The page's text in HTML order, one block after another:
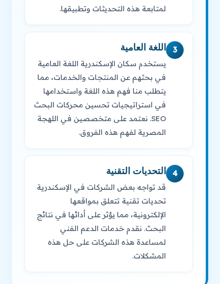
لمتابعة هذه التحديثات وتطبيقها.
3 اللغة العامية
يستخدم سكان الإسكندرية اللغة العامية
في بحثهم عن المنتجات والخدمات، مما
يتطلب منا فهم هذه اللغة واستخدامها
في استراتيجيات تحسين محركات البحث
SEO. نعتمد على متخصصين في اللهجة
المصرية لفهم هذه الفروق.
4 التحديات التقنية
قد تواجه بعض الشركات في الإسكندرية
تحديات تقنية تتعلق بمواقعها
الإلكترونية، مما يؤثر على أدائها في نتائج
البحث. نقدم خدمات الدعم الفني
لمساعدة هذه الشركات على حل هذه
المشكلات.